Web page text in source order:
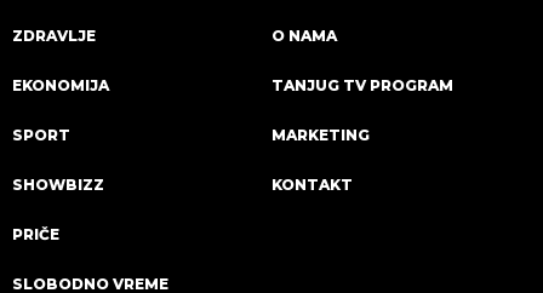
ZDRAVLJE
EKONOMIJA
SPORT
SHOWBIZZ
PRIČE
SLOBODNO VREME
O NAMA
TANJUG TV PROGRAM
MARKETING
KONTAKT